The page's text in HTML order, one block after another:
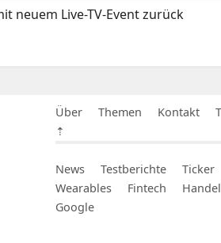
neuem Live-TV-Event zurück
Über Themen Kontakt
⇡
News Testberichte Ticker
Wearables
Fintech Handel
Google